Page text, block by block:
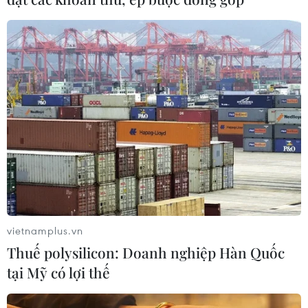
Bộ Y tế ban hành Kế hoạch dự phòng
thương tích giai đoạn 2026-2030
04/08/2026 07:41
Hệ thống y tế đa cực, đưa y tế đến
gần dân
04/08/2026 04:55
Bộ Y tế đề xuất 8 nhóm chính sách
trong sửa đổi Luật hiến, ghép mô,
tạng
03/08/2026 14:44
vietnamplus.vn
Thuế polysilicon: Doanh nghiệp Hàn Quốc
tại Mỹ có lợi thế